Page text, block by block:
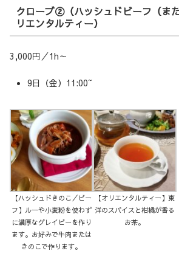
クローブ②（ハッシュドビーフ（ま
リエンタルティー）
3,000円／1h～
9日（金）11:00~
【ハッシュドきのこ／ビー
フ】ルーや小麦粉を使わず
に濃厚なグレイビーを作り
ます。お好みで牛肉または
きのこで作ります。
【オリエンタルティー】東
洋のスパイスと柑橘が香る
お茶。